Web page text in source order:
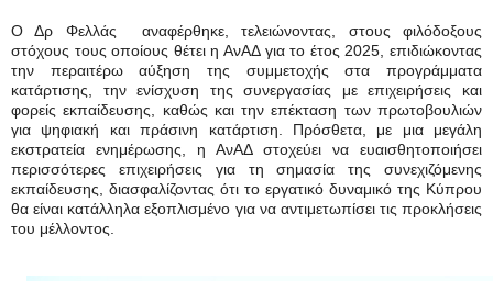
Ο Δρ Φελλάς αναφέρθηκε, τελειώνοντας, στους φιλόδοξους
στόχους τους οποίους θέτει η ΑνΑΔ για το έτος 2025, επιδιώκοντας
την περαιτέρω αύξηση της συμμετοχής στα προγράμματα
κατάρτισης, την ενίσχυση της συνεργασίας με επιχειρήσεις και
φορείς εκπαίδευσης, καθώς και την επέκταση των πρωτοβουλιών
για ψηφιακή και πράσινη κατάρτιση. Πρόσθετα, με μια μεγάλη
εκστρατεία ενημέρωσης, η ΑνΑΔ στοχεύει να ευαισθητοποιήσει
περισσότερες επιχειρήσεις για τη σημασία της συνεχιζόμενης
εκπαίδευσης, διασφαλίζοντας ότι το εργατικό δυναμικό της Κύπρου
θα είναι κατάλληλα εξοπλισμένο για να αντιμετωπίσει τις προκλήσεις
του μέλλοντος.